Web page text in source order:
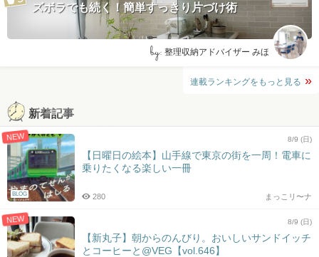
ズボラでも続く！簡単すっきり片づけ術
by: 整理収納アドバイザー みほ
連載ランキングをもっと見る
新着記事
NEW
BLOG
8/9 (日)
【日曜日の絵本】山手線で東京の街を一周！電車に
乗りたくなる楽しい一冊
まっこリ〜ナ
280
NEW 8/9 (日)
【新丸子】朝からのんびり。おいしいサンドイッチ
とコーヒーと@VEG【vol.646】